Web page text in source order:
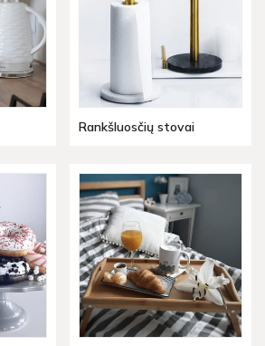
Rankšluosčių stovai